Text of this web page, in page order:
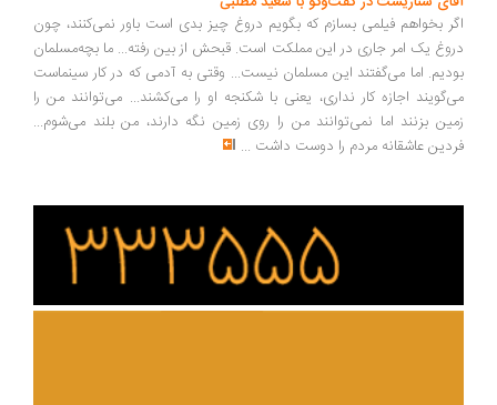
اگر بخواهم فیلمی بسازم که بگویم دروغ چیز بدی است باور نمی‌کنند، چون
دروغ یک امر جاری در این مملکت است. قبحش از بین رفته... ما بچه‌مسلمان
بودیم. اما می‌گفتند این مسلمان نیست... وقتی به آدمی که در کار سینماست
می‌گویند اجازه کار نداری، یعنی با شکنجه او را می‌کشند... می‌توانند من را
زمین بزنند اما نمی‌توانند من را روی زمین نگه دارند، من بلند می‌شوم...
فردین عاشقانه مردم را دوست داشت ...